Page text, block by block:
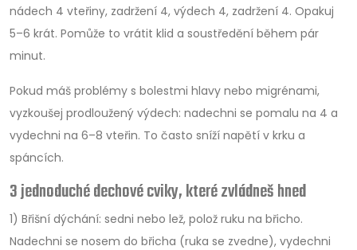
nádech 4 vteřiny, zadržení 4, výdech 4, zadržení 4. Opakuj
5–6 krát. Pomůže to vrátit klid a soustředění během pár
minut.
Pokud máš problémy s bolestmi hlavy nebo migrénami,
vyzkoušej prodloužený výdech: nadechni se pomalu na 4 a
vydechni na 6–8 vteřin. To často sníží napětí v krku a
spáncích.
3 jednoduché dechové cviky, které zvládneš hned
1) Břišní dýchání: sedni nebo lež, polož ruku na břicho.
Nadechni se nosem do břicha (ruka se zvedne), vydechni